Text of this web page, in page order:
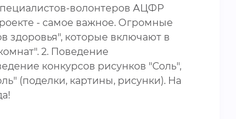
волонтеров АЦФР
- самое важное. Огромные
здоровья", которые включают в
2. Поведение
конкурсов рисунков "Соль",
(поделки, картины, рисунки). На